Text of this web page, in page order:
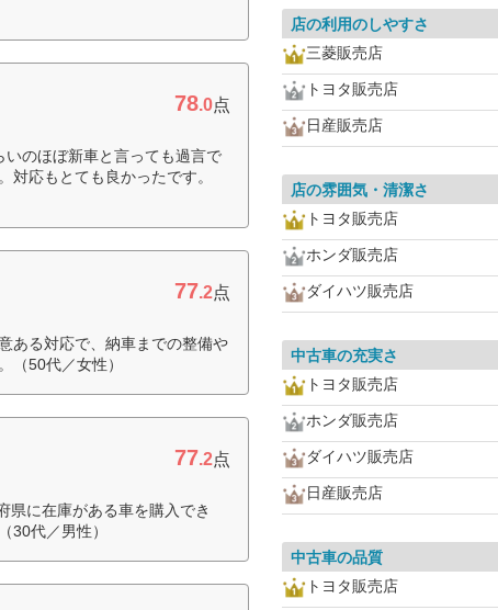
78.0点
のほぼ新車と言っても過言で
対応もとても良かったです。
77.2点
ある対応で、納車までの整備や
（50代／女性）
77.2点
県に在庫がある車を購入でき
30代／男性）
店の利用のしやすさ
三菱販売店
トヨタ販売店
日産販売店
店の雰囲気・清潔さ
トヨタ販売店
ホンダ販売店
ダイハツ販売店
中古車の充実さ
トヨタ販売店
ホンダ販売店
ダイハツ販売店
日産販売店
中古車の品質
トヨタ販売店